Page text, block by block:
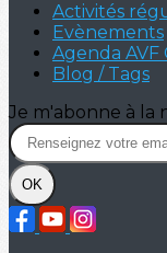
Activités
Evènements
Agenda AVF
Blog / Tags
Je m'abonne à la
OK